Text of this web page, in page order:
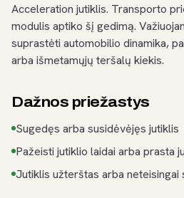
Acceleration jutiklis. Transporto
modulis aptiko šį gedimą.
suprastėti automobilio dinamika,
arba išmetamųjų teršalų kiekis.
Dažnos priežastys
Sugedęs arba susidėvėjęs jutiklis
Pažeisti jutiklio laidai arba prasta
Jutiklis užterštas arba neteisingai